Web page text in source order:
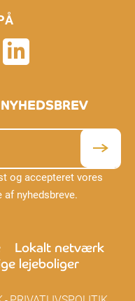
og accepteret vores
nyhedsbreve.
Lokalt netværk
lejeboliger